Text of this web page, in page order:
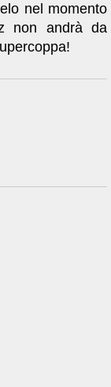
nel momento
non andrà da